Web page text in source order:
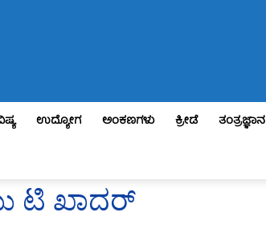
ಉದ್ಯೋಗ ಅಂಕಣಗಳು ಕ್ರೀಡೆ ತಂತ್ರಜ್ಞಾನ
ಟಿ ಖಾದರ್